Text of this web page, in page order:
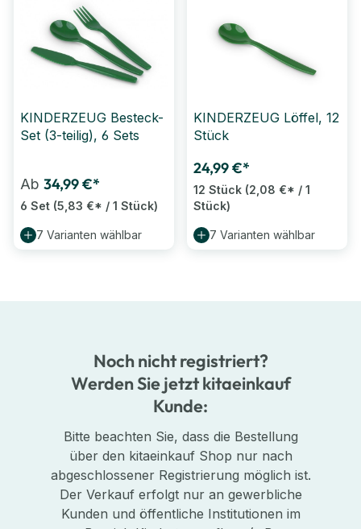
KINDERZEUG Besteck-
Set (3-teilig), 6 Sets
Ab 34,99 €*
6 Set (5,83 €* / 1 Stück)
7 Varianten wählbar
KINDERZEUG Löffel, 12
Stück
24,99 €*
12 Stück (2,08 €* / 1
Stück)
7 Varianten wählbar
Noch nicht registriert?
Werden Sie jetzt kitaeinkauf
Kunde:
Bitte beachten Sie, dass die Bestellung
über den kitaeinkauf Shop nur nach
abgeschlossener Registrierung möglich ist.
Der Verkauf erfolgt nur an gewerbliche
Kunden und öffentliche Institutionen im